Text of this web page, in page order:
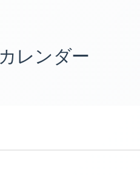
カレンダー